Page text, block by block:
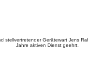
stellvertretender Gerätewart Jens
Jahre aktiven Dienst geehrt.